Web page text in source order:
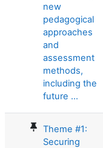
new
pedagogical
approaches
and
assessment
methods,
including the
future ...
Theme #1:
Securing